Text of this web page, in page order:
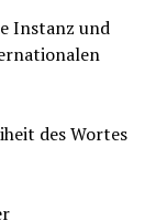
Instanz und
des Wortes